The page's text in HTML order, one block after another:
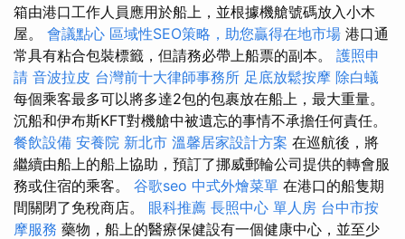
箱由港口工作人員應用於船上，並根據機艙號碼放入小木
屋。 會議點心 區域性SEO策略，助您贏得在地市場 港口通
常具有粘合包裝標籤，但請務必帶上船票的副本。 護照申
請 音波拉皮 台灣前十大律師事務所 足底放鬆按摩 除白蟻
每個乘客最多可以將多達2包的包裹放在船上，最大重量。
沉船和伊布斯KFT對機艙中被遺忘的事情不承擔任何責任。
餐飲設備 安養院 新北市 溫馨居家設計方案 在巡航後，將
繼續由船上的船上協助，預訂了挪威郵輪公司提供的轉會服
務或住宿的乘客。 谷歌seo 中式外燴菜單 在港口的船隻期
間關閉了免稅商店。 眼科推薦 長照中心 單人房 台中市按
摩服務 藥物，船上的醫療保健設有一個健康中心，並至少